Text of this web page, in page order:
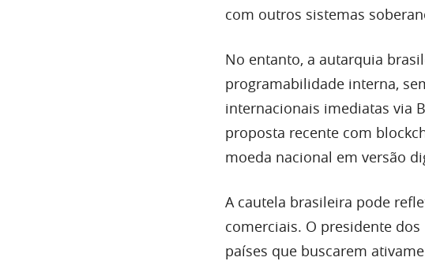
com outros sistemas
No entanto, a autarquia
programabilidade interna,
internacionais imediatas via
proposta recente com
moeda nacional em versão
A cautela brasileira pode
comerciais. O presidente dos
países que buscarem